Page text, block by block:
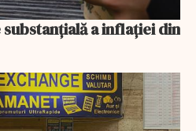
a inflaţiei din